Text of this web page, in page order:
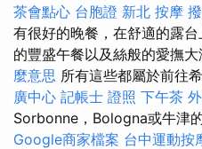
茶會點心 台胞證 新北 按摩
有很好的晚餐，在舒適的露
的豐盛午餐以及絲般的愛撫大
麼意思 所有這些都屬於前往
廣中心 記帳士 證照 下午茶
Sorbonne，Bologna或牛津
Google商家檔案 台中運動按